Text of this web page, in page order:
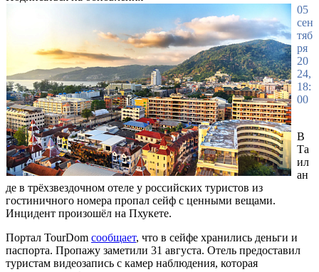
05
сен
тяб
ря
20
24,
18:
00
В
Та
ил
ан
де в трёхзвездочном отеле у российских туристов из
гостиничного номера пропал сейф с ценными вещами.
Инцидент произошёл на Пхукете.
Портал TourDom сообщает, что в сейфе хранились деньги и
паспорта. Пропажу заметили 31 августа. Отель предоставил
туристам видеозапись с камер наблюдения, которая